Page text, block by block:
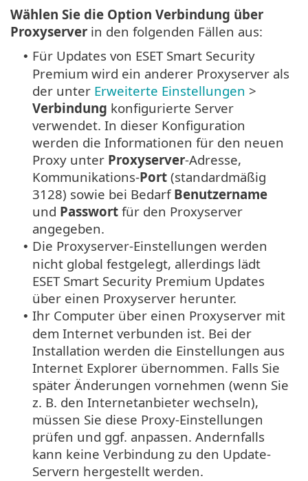
Wählen Sie die Option Verbindung über
Proxyserver in den folgenden Fällen aus:
• Für Updates von ESET Smart Security
Premium wird ein anderer Proxyserver als
der unter Erweiterte Einstellungen >
Verbindung konfigurierte Server
verwendet. In dieser Konfiguration
werden die Informationen für den neuen
Proxy unter Proxyserver-Adresse,
Kommunikations-Port (standardmäßig
3128) sowie bei Bedarf Benutzername
und Passwort für den Proxyserver
angegeben.
• Die Proxyserver-Einstellungen werden
nicht global festgelegt, allerdings lädt
ESET Smart Security Premium Updates
über einen Proxyserver herunter.
• Ihr Computer über einen Proxyserver mit
dem Internet verbunden ist. Bei der
Installation werden die Einstellungen aus
Internet Explorer übernommen. Falls Sie
später Änderungen vornehmen (wenn Sie
z. B. den Internetanbieter wechseln),
müssen Sie diese Proxy-Einstellungen
prüfen und ggf. anpassen. Andernfalls
kann keine Verbindung zu den Update-
Servern hergestellt werden.